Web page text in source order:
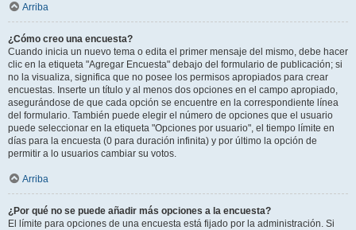
Arriba
¿Cómo creo una encuesta?
Cuando inicia un nuevo tema o edita el primer mensaje del mismo, debe hacer
clic en la etiqueta "Agregar Encuesta" debajo del formulario de publicación; si
no la visualiza, significa que no posee los permisos apropiados para crear
encuestas. Inserte un título y al menos dos opciones en el campo apropiado,
asegurándose de que cada opción se encuentre en la correspondiente línea
del formulario. También puede elegir el número de opciones que el usuario
puede seleccionar en la etiqueta "Opciones por usuario", el tiempo límite en
días para la encuesta (0 para duración infinita) y por último la opción de
permitir a lo usuarios cambiar su votos.
Arriba
¿Por qué no se puede añadir más opciones a la encuesta?
El límite para opciones de una encuesta está fijado por la administración. Si